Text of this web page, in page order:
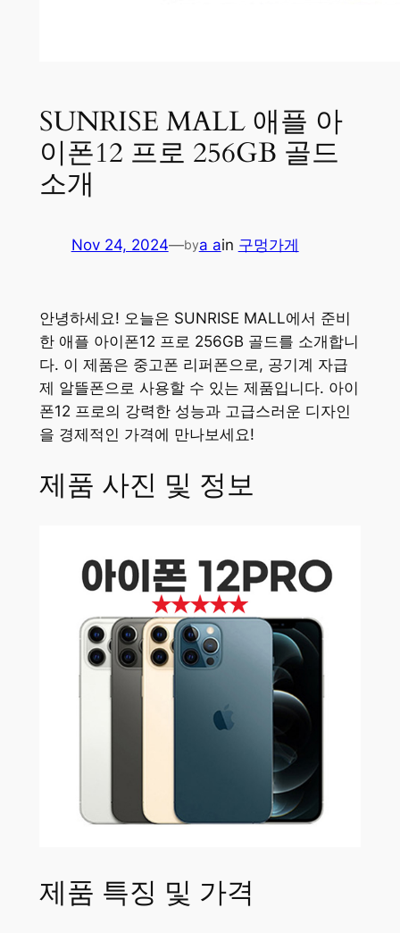
SUNRISE MALL 애플 아
이폰12 프로 256GB 골드
소개
Nov 24, 2024—bya ain 구멍가게
안녕하세요! 오늘은 SUNRISE MALL에서 준비
한 애플 아이폰12 프로 256GB 골드를 소개합니
다. 이 제품은 중고폰 리퍼폰으로, 공기계 자급
제 알뜰폰으로 사용할 수 있는 제품입니다. 아이
폰12 프로의 강력한 성능과 고급스러운 디자인
을 경제적인 가격에 만나보세요!
제품 사진 및 정보
제품 특징 및 가격